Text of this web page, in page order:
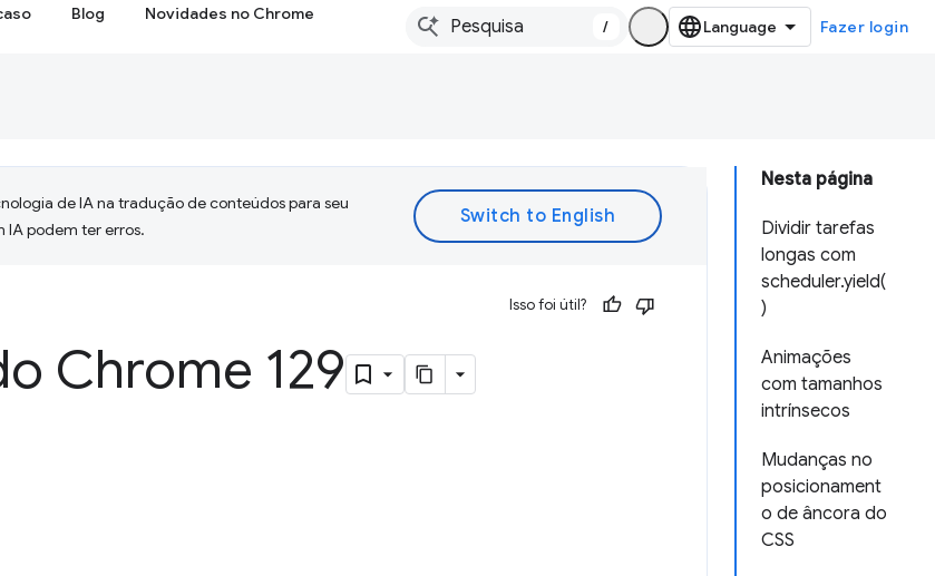
Blog Novidades no Chrome
/ Fazer login
Nesta página
Dividir tarefas
longas com
scheduler.yield(
)
Animações
com tamanhos
intrínsecos
Mudanças no
posicionament
o de âncora do
CSS
de IA na tradução de conteúdos para seu
IA podem ter erros.
Isso foi útil?
Chrome 129